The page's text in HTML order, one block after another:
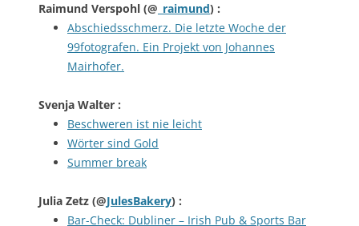
Raimund Verspohl (@ _raimund) :
Abschiedsschmerz. Die letzte Woche der
99fotografen. Ein Projekt von Johannes
Mairhofer.
Svenja Walter :
Beschweren ist nie leicht
Wörter sind Gold
Summer break
Julia Zetz (@JulesBakery) :
Bar-Check: Dubliner – Irish Pub & Sports Bar